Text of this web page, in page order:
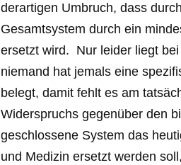
derartigen Umbruch, dass
Gesamtsystem durch ein
ersetzt wird. Nur leider liegt
niemand hat jemals eine
belegt, damit fehlt es am
Widerspruchs gegenüber den
geschlossene System das
und Medizin ersetzt werden